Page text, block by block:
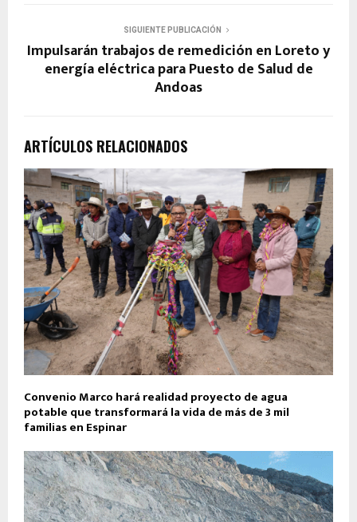
SIGUIENTE PUBLICACIÓN
Impulsarán trabajos de remedición en Loreto y
energía eléctrica para Puesto de Salud de
Andoas
ARTÍCULOS RELACIONADOS
Convenio Marco hará realidad proyecto de agua
potable que transformará la vida de más de 3 mil
familias en Espinar